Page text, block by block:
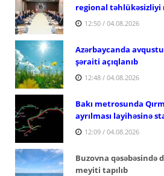
regional təhlükəsizliyi
12:50 / 04.08.2026
Azərbaycanda
şəraiti açıqlanıb
12:48 / 04.08.2026
Bakı metrosunda
ayrılması layihəsinə
12:09 / 04.08.2026
Buzovna qəsəbəsində
meyiti tapılıb